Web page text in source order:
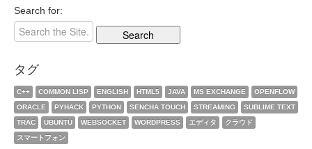
Search for:
タグ
C++ COMMON LISP ENGLISH HTML5 JAVA MS EXCHANGE
OPENFLOW
ORACLE
PYHACK PYTHON SENCHA TOUCH STREAMING
SUBLIME TEXT
TRAC
UBUNTU WEBSOCKET WORDPRESS エディタ
クラウド
スマートフォン